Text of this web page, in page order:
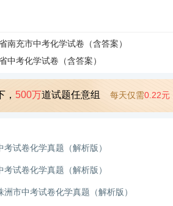
南充市中考化学试卷（含答案）
中考化学试卷（含答案）
， 500万道试题任意组 每天仅需0.22元
试卷化学真题（解析版）
试卷化学真题（解析版）
市中考试卷化学真题（解析版）